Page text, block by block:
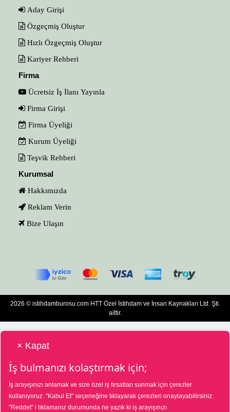
Aday Girişi
Özgeçmiş Oluştur
Hızlı Özgeçmiş Oluştur
Kariyer Rehberi
Firma
Ücretsiz İş İlanı Yayınla
Firma Girişi
Firma Üyeliği
Kurum Üyeliği
Teşvik Rehberi
Kurumsal
Hakkımızda
Reklam Verin
Bize Ulaşın
2026 © istihdamburosu.com HTT Özel İstihdam ve İnsan Kaynakları Ltd. Şti.
aittir.
Ltd. Şti. Özel İstihdam Bürosu 01/08/2025 - 31/07/2028 tarihleri arasında
faaliyette bulunmak üzere, Türkiye İş Kurumu tarafından 01/07/2025 tarih ve
× Kapat
İş bulmanızı kolaştırmak için;
İş arayışınızı anlamak ve size özel iş fırsatları sunmak için çerezler
kullanıyoruz. "Kabul Et" seçeneğine tıklayarak çerezleri onaylayabilirsiniz.
"Reddet" i tıklamanız durumunda ne yazık ki iş arayışınızı